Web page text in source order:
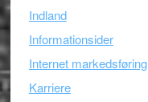
Indland
Informationsider
Internet markedsføring
Karriere